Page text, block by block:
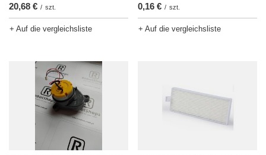
20,68 € / szt.
+ Auf die vergleichsliste
0,16 € / szt.
+ Auf die vergleichsliste